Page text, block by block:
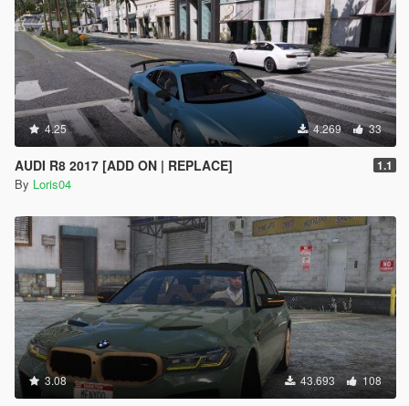
4.25 4.269 33
AUDI R8 2017 [ADD ON | REPLACE] 1.1
By Loris04
3.08 43.693 108